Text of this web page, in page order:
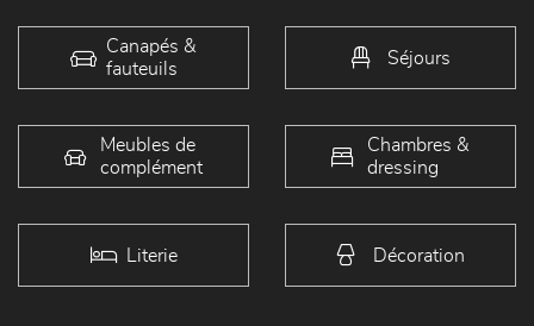
Canapés &
fauteuils
Séjours
Meubles de
complément
Chambres &
dressing
Literie Décoration